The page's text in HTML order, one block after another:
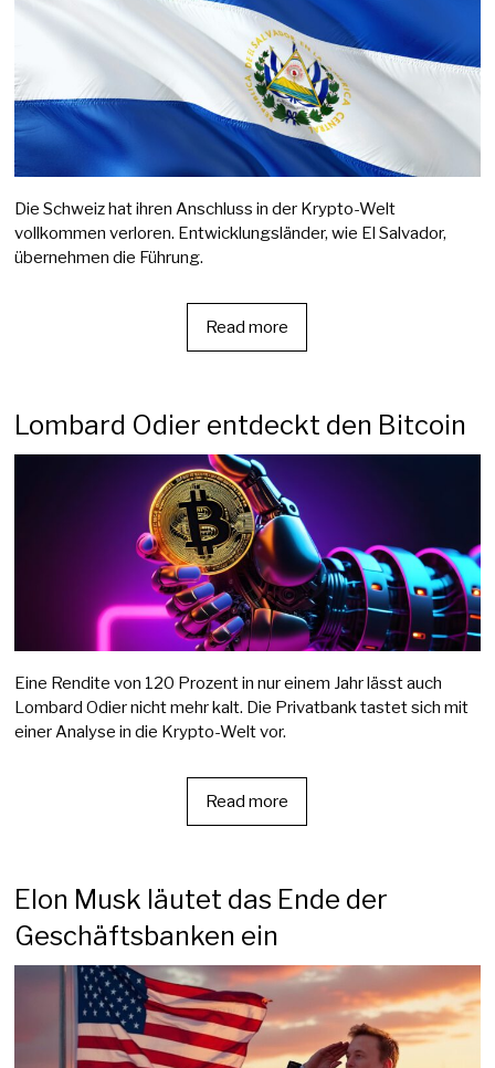
Die Schweiz hat ihren Anschluss in der Krypto-Welt
vollkommen verloren. Entwicklungsländer, wie El Salvador,
übernehmen die Führung.
Read more
Lombard Odier entdeckt den Bitcoin
Eine Rendite von 120 Prozent in nur einem Jahr lässt auch
Lombard Odier nicht mehr kalt. Die Privatbank tastet sich mit
einer Analyse in die Krypto-Welt vor.
Read more
Elon Musk läutet das Ende der
Geschäftsbanken ein